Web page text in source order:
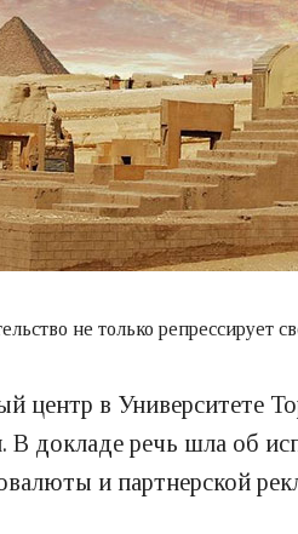
не только
центр в Университете
докладе речь шла об
и партнерской